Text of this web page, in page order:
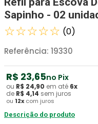
Sapinho - 02
☆☆☆☆☆ (0)
Referência: 19330
R$ 23,65no Pix
ou R$ 24,90 em até 6x
de R$ 4,14 sem juros
ou 12x com juros
Descrição do produto
2º Fralda Geriatrica
3º Luva Latex
4 º Estetoscopio
5º Littmann
6º Absorvente
7º Gaze Esteril
8º Aparelho Pressão